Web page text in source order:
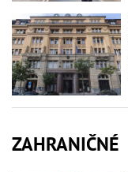
ZAHRANIČNÉ